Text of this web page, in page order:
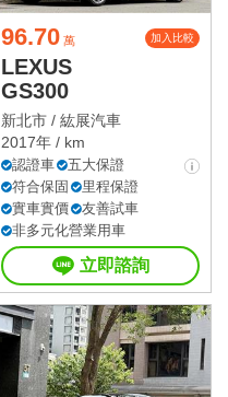
96.70 萬 加入比較
LEXUS
GS300
新北市 / 紘展汽車
2017年 / km
認證車
五大保證
符合保固
里程保證
實車實價
友善試車
非多元化營業用車
立即諮詢